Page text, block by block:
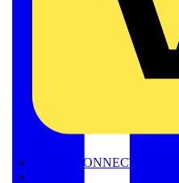
METZ CONNECT